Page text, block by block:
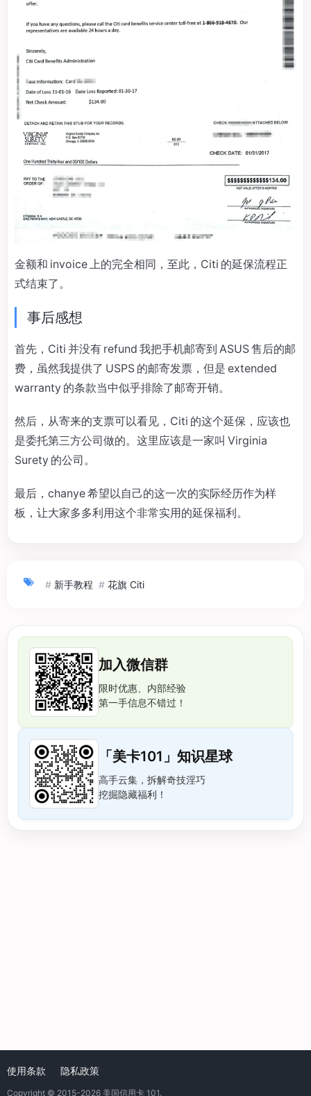
金额和 invoice 上的完全相同，至此，Citi 的延保流程正
式结束了。
事后感想
首先，Citi 并没有 refund 我把手机邮寄到 ASUS 售后的邮
费，虽然我提供了 USPS 的邮寄发票，但是 extended
warranty 的条款当中似乎排除了邮寄开销。
然后，从寄来的支票可以看见，Citi 的这个延保，应该也
是委托第三方公司做的。这里应该是一家叫 Virginia
Surety 的公司。
最后，chanye 希望以自己的这一次的实际经历作为样
板，让大家多多利用这个非常实用的延保福利。
# 新手教程 # 花旗 Citi
加入微信群
限时优惠、内部经验
第一手信息不错过！
「美卡101」知识星球
高手云集，拆解奇技淫巧
挖掘隐藏福利！
使用条款 隐私政策
Copyright © 2015-2026 美国信用卡 101.